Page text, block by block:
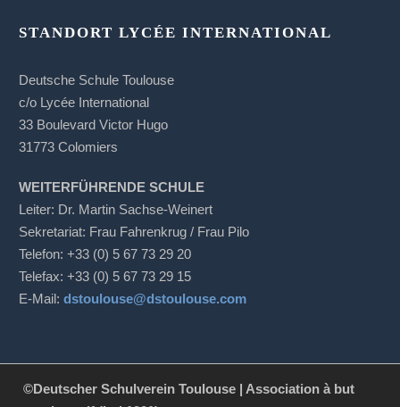
STANDORT LYCÉE INTERNATIONAL
Deutsche Schule Toulouse
c/o Lycée International
33 Boulevard Victor Hugo
31773 Colomiers
WEITERFÜHRENDE SCHULE
Leiter: Dr. Martin Sachse-Weinert
Sekretariat: Frau Fahrenkrug / Frau Pilo
Telefon: +33 (0) 5 67 73 29 20
Telefax: +33 (0) 5 67 73 29 15
E-Mail:dstoulouse@dstoulouse.com
©Deutscher Schulverein Toulouse | Association à but